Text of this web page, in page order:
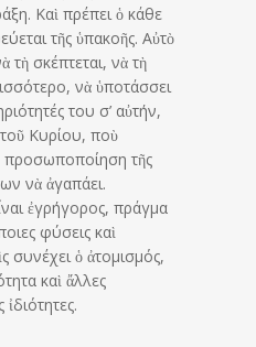
Καὶ πρέπει ὁ κάθε
τῆς ὑπακοῆς. Αὐτὸ
τὴ σκέπτεται, νὰ τὴ
νὰ ὑποτάσσει
του σ’ αὐτήν,
τοῦ Κυρίου, ποὺ
προσωποποίηση τῆς
νὰ ἀγαπάει.
ἐγρήγορος, πράγμα
φύσεις καὶ
συνέχει ὁ ἀτομισμός,
καὶ ἄλλες
ἰδιότητες.